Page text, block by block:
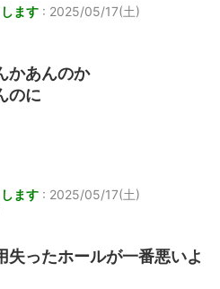
ます : 2025/05/17(土)
かあんのか
のに
ます : 2025/05/17(土)
失ったホールが一番悪いよ